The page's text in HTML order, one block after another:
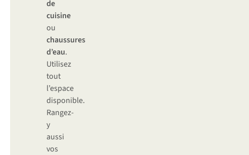
de
cuisine
ou
chaussures
d’eau.
Utilisez
tout
l’espace
disponible.
Rangez-
y
aussi
vos